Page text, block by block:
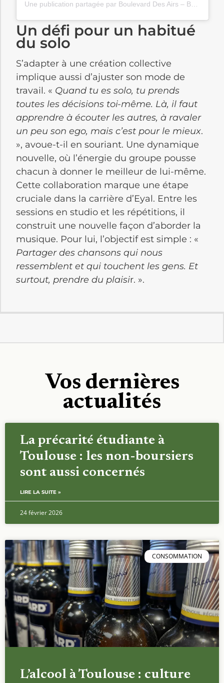
Un défi pour un habitué
du solo
S’adapter à une création collective
implique aussi d’ajuster son mode de
travail. « Quand tu es solo, tu prends
toutes les décisions toi-même. Là, il faut
apprendre à écouter les autres, à ravaler
un peu son ego, mais c’est pour le mieux.
», avoue-t-il en souriant. Une dynamique
nouvelle, où l’énergie du groupe pousse
chacun à donner le meilleur de lui-même.
Cette collaboration marque une étape
cruciale dans la carrière d’Eyal. Entre les
sessions en studio et les répétitions, il
construit une nouvelle façon d’aborder la
musique. Pour lui, l’objectif est simple : «
Partager des chansons qui nous
ressemblent et qui touchent les gens. Et
surtout, prendre du plaisir. ».
Vos dernières
actualités
La précarité étudiante à
Toulouse : les non-boursiers
sont aussi concernés
LIRE LA SUITE »
24 février 2026
CONSOMMATION
L’alcool à Toulouse : culture